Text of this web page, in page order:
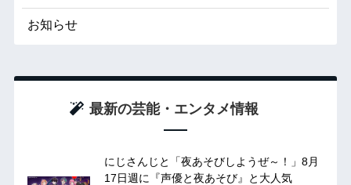
お知らせ
最新の芸能・エンタメ情報
にじさんじと「夜あそびしようぜ～！」8月
17日週に『声優と夜あそび』と大人気